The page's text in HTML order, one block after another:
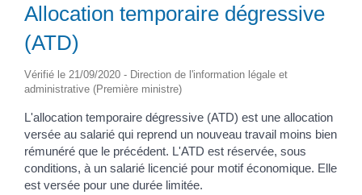
Allocation temporaire dégressive
(ATD)
Vérifié le 21/09/2020 - Direction de l'information légale et
administrative (Première ministre)
L'allocation temporaire dégressive (ATD) est une allocation
versée au salarié qui reprend un nouveau travail moins bien
rémunéré que le précédent. L'ATD est réservée, sous
conditions, à un salarié licencié pour motif économique. Elle
est versée pour une durée limitée.